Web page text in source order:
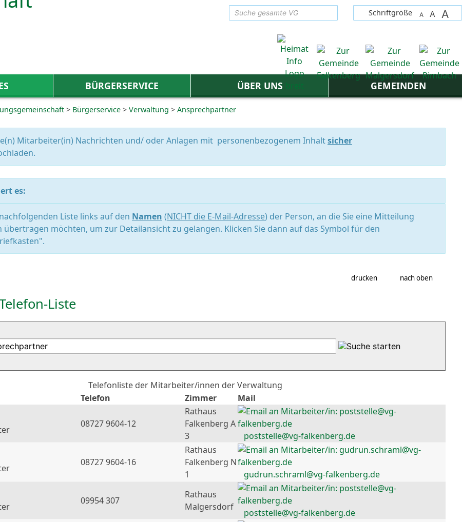
Schriftgröße A A A
BÜRGERSERVICE ÜBER UNS GEMEINDEN
> Bürgerservice > Verwaltung > Ansprechpartner
Mitarbeiter(in) Nachrichten und/ oder Anlagen mit personenbezogenem Inhaltsicher
es:
Liste links auf den Namen (NICHT die E-Mail-Adresse) der Person, an die Sie eine Mitteilung
möchten, um zur Detailansicht zu gelangen. Klicken Sie dann auf das Symbol für den
drucken nach oben
Liste
Telefonliste der Mitarbeiter/innen der Verwaltung
Telefon Zimmer
Mail
08727 9604-12
Rathaus
Falkenberg A
3
poststelle@vg-falkenberg.de
08727 9604-16
Rathaus
Falkenberg N
1
gudrun.schraml@vg-falkenberg.de
09954 307
Rathaus
Malgersdorf
poststelle@vg-falkenberg.de